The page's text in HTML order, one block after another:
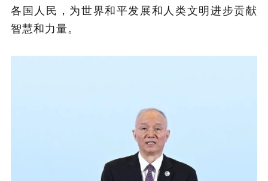
各国人民，为世界和平发展和人类文明进步贡献
智慧和力量。